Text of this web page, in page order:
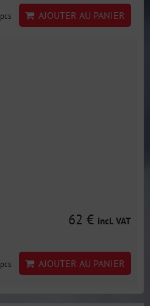
pcs AJOUTER AU PANIER
62 € incl. VAT
pcs AJOUTER AU PANIER